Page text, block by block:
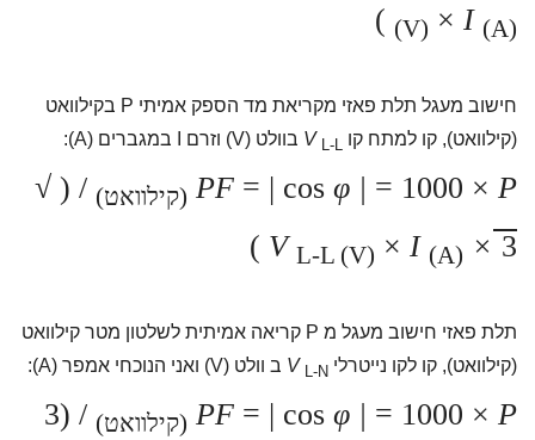
(V)× I(A)
)
חישוב מעגל תלת פאזי מקריאת מד הספק אמיתי P בקילוואט
(קילוואט), קו למתח קו
V L-L בוולט (V) וזרם I במגברים (A):
PF= | cosφ |= 1000 ×P (קילוואט)/ (
√
3
× V
L-L (V)× I(A)
)
תלת פאזי חישוב מעגל מ P קריאה אמיתית לשלטון מטר קילוואט
(קילוואט), קו לקו נייטרלי
V L-N ב וולט (V) ואני הנוכחי אמפר (A):
PF= | cosφ |= 1000 ×P (קילוואט)/ (3